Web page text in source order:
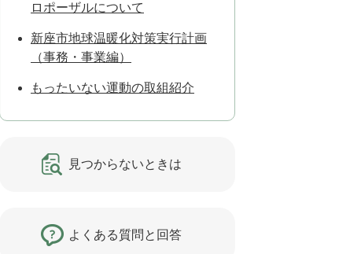
ロポーザルについて
新座市地球温暖化対策実行計画
（事務・事業編）
もったいない運動の取組紹介
見つからないときは
よくある質問と回答